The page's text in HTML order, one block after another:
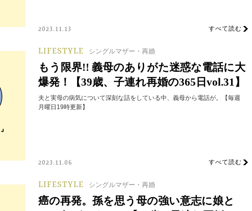
2023.11.13 すべて読む
LIFESTYLE シングルマザー・再婚
もう限界!! 義母のありがた迷惑な電話に大
爆発！【39歳、子連れ再婚の365日vol.31】
夫と実母の病気について深刻な話をしている中、義母から電話が。【毎週
月曜日19時更新】
2023.11.06 すべて読む
LIFESTYLE シングルマザー・再婚
癌の再発。孫を思う母の強い意志に娘と